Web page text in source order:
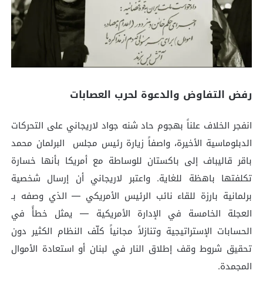
رفض التفاوض والدعوة لحرب العصابات
انفجر الخلاف علناً بهجوم حاد شنه جواد لاريجاني على التحركات
الدبلوماسية الأخيرة، واصفاً زيارة رئيس مجلس البرلمان محمد
باقر قاليباف إلى باكستان للوساطة مع أمريكا بأنها خسارة
تكلفتها باهظة للغاية. واعتبر لاريجاني أن إرسال شخصية
برلمانية بارزة للقاء نائب الرئيس الأمريكي — الذي وصفه بـ
العجلة الخامسة في الإدارة الأمريكية — يمثل خطأً في
الحسابات الإستراتيجية وتنازلاً مجانياً كلّف النظام الكثير دون
تحقيق شروط وقف إطلاق النار في لبنان أو استعادة الأموال
المجمدة.